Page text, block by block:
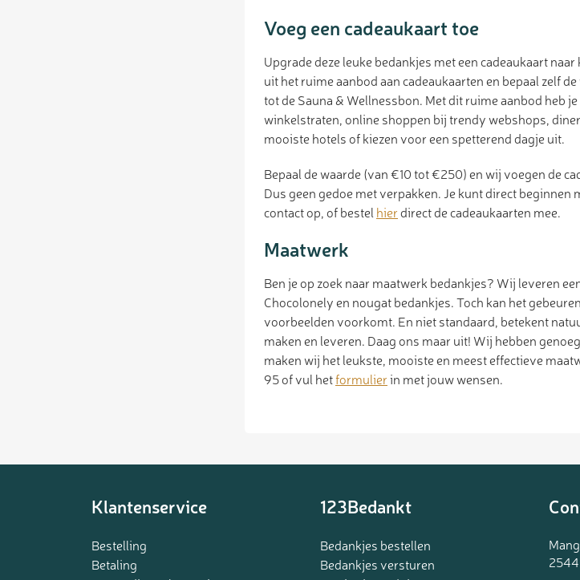
Voeg een cadeaukaart toe
Upgrade deze leuke bedankjes met een cadeaukaart
uit het ruime aanbod aan cadeaukaarten en bepaal zelf
tot de Sauna & Wellnessbon. Met dit ruime aanbod heb
winkelstraten, online shoppen bij trendy webshops,
mooiste hotels of kiezen voor een spetterend dagje uit.
Bepaal de waarde (van €10 tot €250) en wij voegen de
Dus geen gedoe met verpakken. Je kunt direct
contact op, of bestel hierdirect de cadeaukaarten mee.
Maatwerk
Ben je op zoek naar maatwerk bedankjes? Wij leveren
Chocolonely en nougat bedankjes. Toch kan het
voorbeelden voorkomt. En niet standaard, betekent
maken en leveren. Daag ons maar uit! Wij hebben
maken wij het leukste, mooiste en meest effectieve
95 of vul hetformulierin met jouw wensen.
Klantenservice
Bestelling
Betaling
123Bedankt
Bedankjes bestellen
Bedankjes versturen
2544